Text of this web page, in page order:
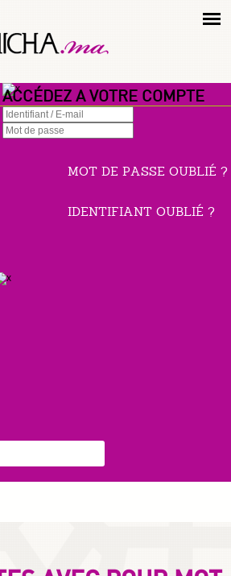
ACCÉDEZ A VOTRE COMPTE
MOT DE PASSE OUBLIÉ ?
IDENTIFIANT OUBLIÉ ?